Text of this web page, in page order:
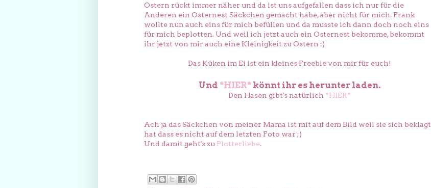
Ostern rückt immer näher und da ist uns aufgefallen dass ich nur für die
Anderen ein Osternest Säckchen gemacht habe, aber nicht für mich. Frank
wollte nun auch eins für mich befüllen und da musste ich dann doch noch eins
für mich beplotten. Und weil ich jetzt auch ein Osternest bekomme, bekommt
ihr jetzt von mir auch eine Kleinigkeit zu Ostern :)
Das Küken im Ei ist ein kleines Freebie von mir für euch!
Und *HIER*könnt ihr es herunter laden.
Den Hasen gibt's natürlich *HIER*
Ach ja das Säckchen von meiner Mama ist mit auf dem Bild weil sie sich beklagt
hat dass es nicht auf dem letzten Foto war ;)
Und damit geht's zu Plotterliebe.